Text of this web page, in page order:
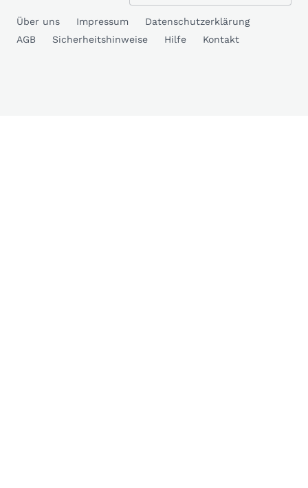
Über uns Impressum
Datenschutzerklärung
AGB
Sicherheitshinweise Hilfe Kontakt